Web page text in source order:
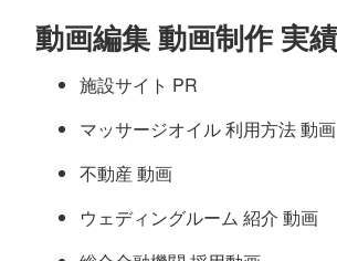
動画編集 動画制作 実
施設サイト PR
マッサージオイル 利用方法 動画
不動産 動画
ウェディングルーム 紹介 動画